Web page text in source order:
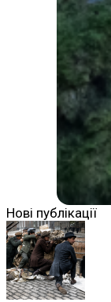
Нові публікації